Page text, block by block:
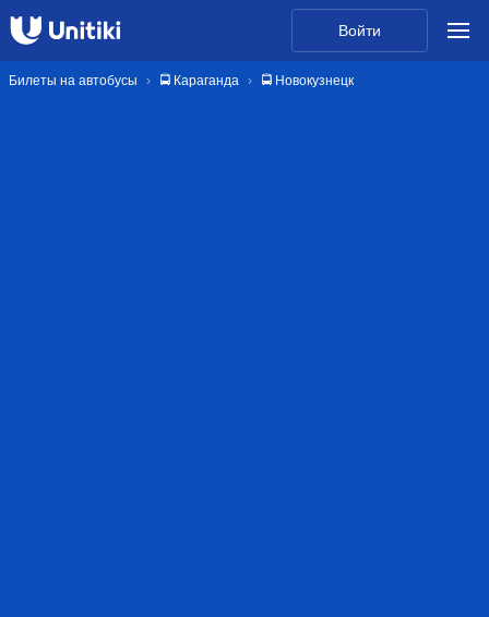
Войти
Билеты на автобусы 🚍 Караганда 🚍 Новокузнецк